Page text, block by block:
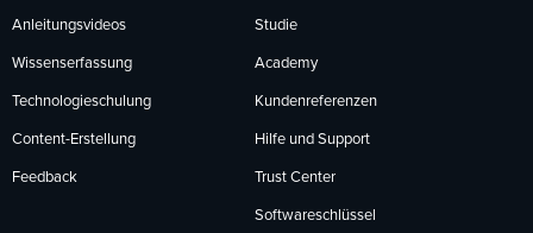
Anleitungsvideos
Wissenserfassung
Technologieschulung
Content-Erstellung
Feedback
Studie
Academy
Kundenreferenzen
Hilfe und Support
Trust Center
Softwareschlüssel